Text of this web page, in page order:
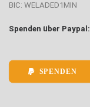
BIC: WELADED1MIN
Spenden über Paypal:
SPENDEN